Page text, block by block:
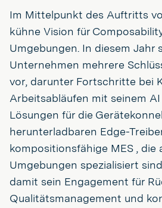
Im Mittelpunkt des Auftritts
kühne Vision für
Umgebungen. In diesem Jahr
Unternehmen mehrere
vor, darunter Fortschritte bei
Arbeitsabläufen mit seinem
Lösungen für die
herunterladbaren Edge-
kompositionsfähige MES , die
Umgebungen spezialisiert
damit sein Engagement für
Qualitätsmanagement und